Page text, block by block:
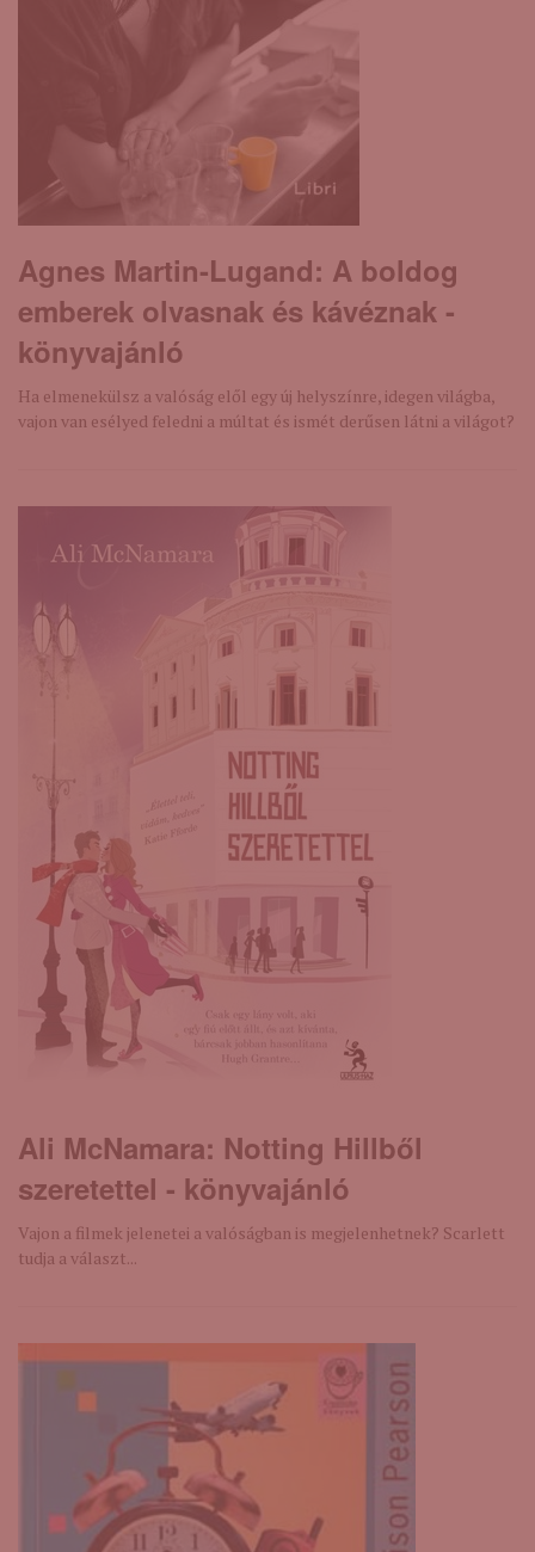
Agnes Martin-Lugand: A boldog
emberek olvasnak és kávéznak -
könyvajánló
Ha elmenekülsz a valóság elől egy új helyszínre, idegen világba,
vajon van esélyed feledni a múltat és ismét derűsen látni a világot?
Ali McNamara: Notting ​Hillből
szeretettel - könyvajánló
Vajon a filmek jelenetei a valóságban is megjelenhetnek? Scarlett
tudja a választ...